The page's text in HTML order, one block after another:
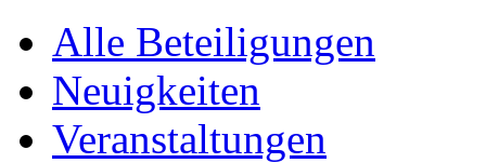
Alle Beteiligungen
Neuigkeiten
Veranstaltungen